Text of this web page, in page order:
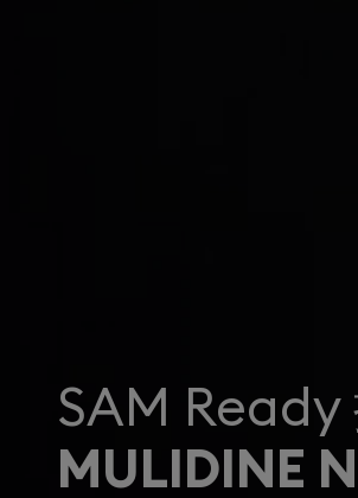
SAM Ready
MULIDINE